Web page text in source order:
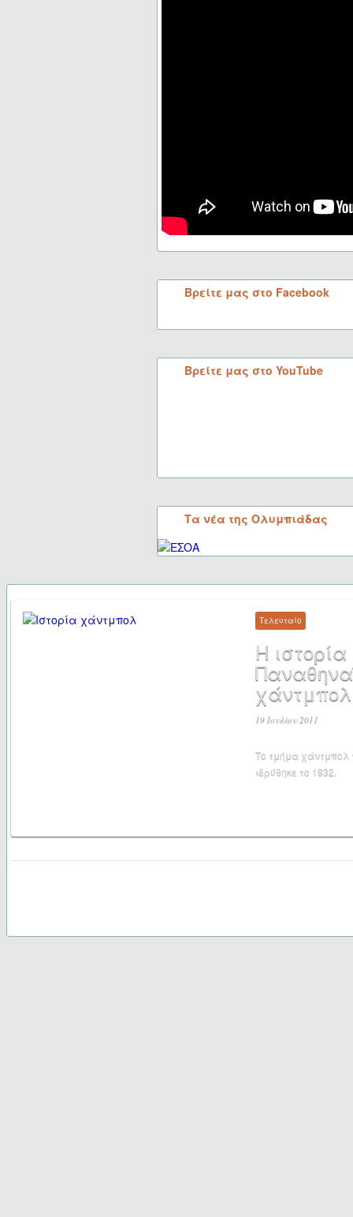
Βρείτε μας στο Facebook
Βρείτε μας στο YouTube
Τα νέα της Ολυμπιάδας
Τελευταίο
Η ιστορία
χάντμπολ
19 Ιουλίου 2011
Το τμήμα χάντμπολ
ιδρύθηκε το 1932.